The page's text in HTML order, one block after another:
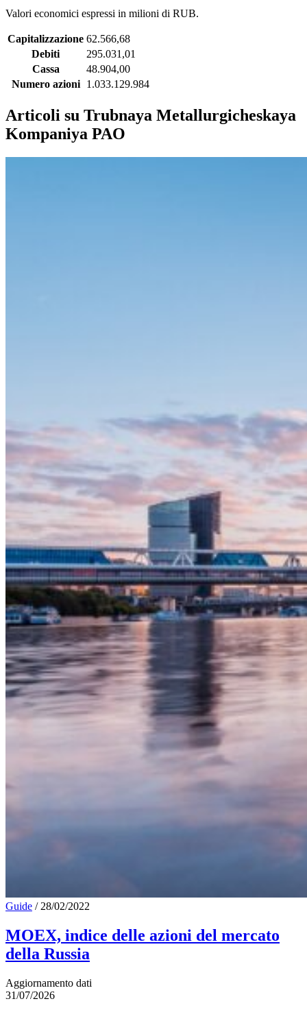
Valori economici espressi in milioni di RUB.
Capitalizzazione 62.566,68
Debiti
295.031,01
Cassa
48.904,00
Numero azioni
1.033.129.984
Articoli su Trubnaya Metallurgicheskaya
Kompaniya PAO
Guide / 28/02/2022
MOEX, indice delle azioni del mercato
della Russia
Aggiornamento dati
31/07/2026